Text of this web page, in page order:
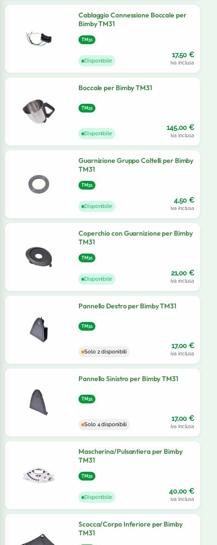
Cablaggio Connessione Boccale per
Bimby TM31
TM31
Disponibile
17,50€
iva inclusa
Boccale per Bimby TM31
TM31
Disponibile
145,00€
iva inclusa
Guarnizione Gruppo Coltelli per Bimby
TM31
TM31
Disponibile
4,50€
iva inclusa
Coperchio con Guarnizione per Bimby
TM31
TM31
Disponibile
21,00€
iva inclusa
Pannello Destro per Bimby TM31
TM31
Solo 2 disponibili
17,00€
iva inclusa
Pannello Sinistro per Bimby TM31
TM31
Solo 4 disponibili
17,00€
iva inclusa
Mascherina/Pulsantiera per Bimby
TM31
TM31
Disponibile
40,00€
iva inclusa
Scocca/Corpo Inferiore per Bimby
TM31